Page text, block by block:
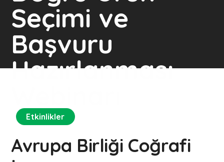
Seçimi ve
Başvuru
Hazırlanması
Etkinlikler
Avrupa Birliği Coğrafi